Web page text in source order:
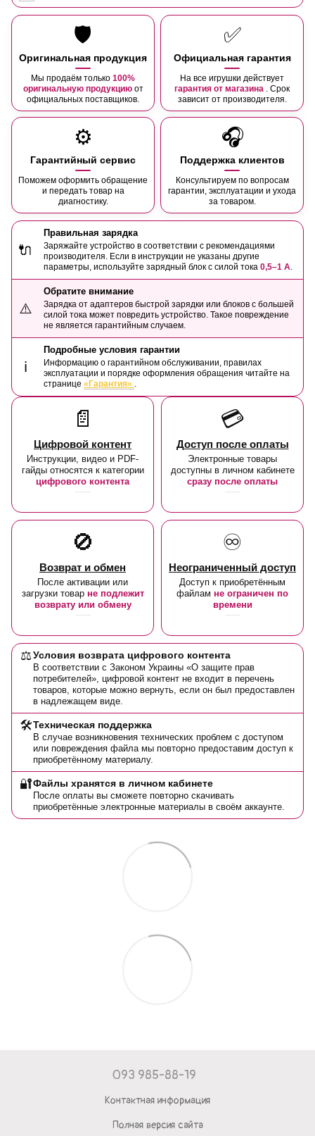
🛡️
Оригинальная продукция
Мы продаём только 100%
оригинальную продукцию от
официальных поставщиков.
✅
Официальная гарантия
На все игрушки действует
гарантия от магазина . Срок
зависит от производителя.
⚙️
Гарантийный сервис
Поможем оформить обращение
и передать товар на
диагностику.
🎧
Поддержка клиентов
Консультируем по вопросам
гарантии, эксплуатации и ухода
за товаром.
🔌
Правильная зарядка
Заряжайте устройство в соответствии с рекомендациями
производителя. Если в инструкции не указаны другие
параметры, используйте зарядный блок с силой тока 0,5–1 А.
⚠️
Обратите внимание
Зарядка от адаптеров быстрой зарядки или блоков с большей
силой тока может повредить устройство. Такое повреждение
не является гарантийным случаем.
ℹ️
Подробные условия гарантии
Информацию о гарантийном обслуживании, правилах
эксплуатации и порядке оформления обращения читайте на
странице «Гарантия» .
📄
Цифровой контент
Инструкции, видео и PDF-
гайды относятся к категории
цифрового контента
💳
Доступ после оплаты
Электронные товары
доступны в личном кабинете
сразу после оплаты
🚫
Возврат и обмен
После активации или
загрузки товар не подлежит
возврату или обмену
♾️
Неограниченный доступ
Доступ к приобретённым
файлам не ограничен по
времени
⚖️Условия возврата цифрового контента
В соответствии с Законом Украины «О защите прав
потребителей», цифровой контент не входит в перечень
товаров, которые можно вернуть, если он был предоставлен
в надлежащем виде.
🛠️Техническая поддержка
В случае возникновения технических проблем с доступом
или повреждения файла мы повторно предоставим доступ к
приобретённому материалу.
🔐Файлы хранятся в личном кабинете
После оплаты вы сможете повторно скачивать
приобретённые электронные материалы в своём аккаунте.
093 985-88-19
Контактная информация
Полная версия сайта